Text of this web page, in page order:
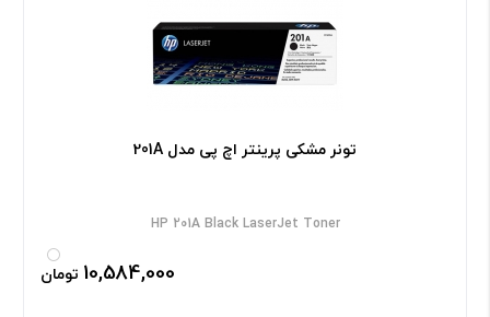
تونر مشکی پرینتر اچ پی مدل 201A
HP 201A Black LaserJet Toner
10,584,000 تومان